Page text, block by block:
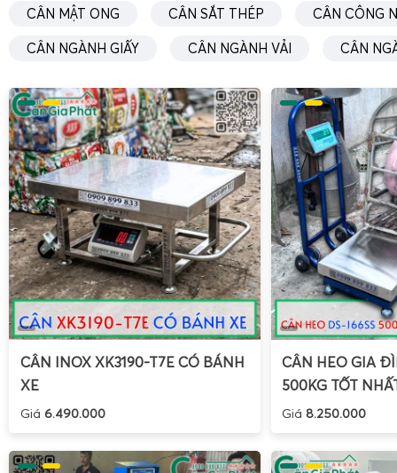
CÂN MẬT ONG CÂN SẮT THÉP CÂN CÔNG
CÂN NGÀNH GIẤY CÂN NGÀNH VẢI CÂN
CÂN INOX XK3190-T7E CÓ BÁNH
XE
Giá 6.490.000
CÂN HEO GIA
500KG TỐT
Giá 8.250.000